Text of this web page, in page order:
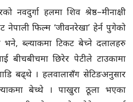
नवदुर्गा हलमा शिव श्रेष्ठ–मीनाक्षी
फिल्म ‘जीवनरेखा’ हेर्न पुगेको
भने, ब्ल्याकमा टिकट बेच्ने दलालहरु
बीचबीचमा छिरेर पेटीले टाउकामा
अगाडि बढ्थे । हलवालासँग सेटिङअनुसार
बेच्थे । पाखुरा ठूला भएका